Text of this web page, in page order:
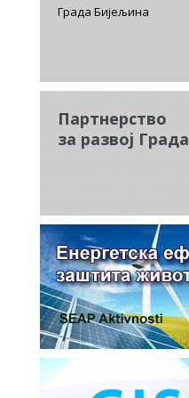
Града Бијељина
Партнерство
за развој Града